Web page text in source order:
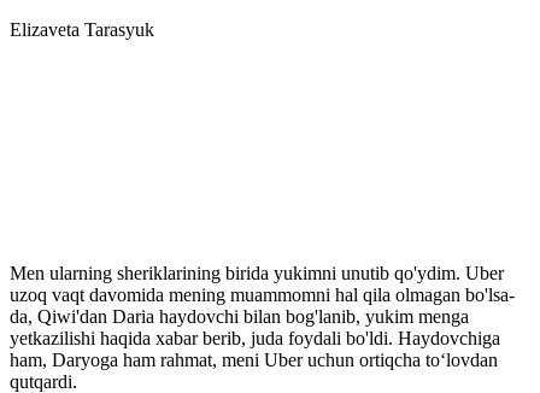
Elizaveta Tarasyuk
Men ularning sheriklarining birida yukimni unutib qo'ydim. Uber
uzoq vaqt davomida mening muammomni hal qila olmagan bo'lsa-
da, Qiwi'dan Daria haydovchi bilan bog'lanib, yukim menga
yetkazilishi haqida xabar berib, juda foydali bo'ldi. Haydovchiga
ham, Daryoga ham rahmat, meni Uber uchun ortiqcha to‘lovdan
qutqardi.